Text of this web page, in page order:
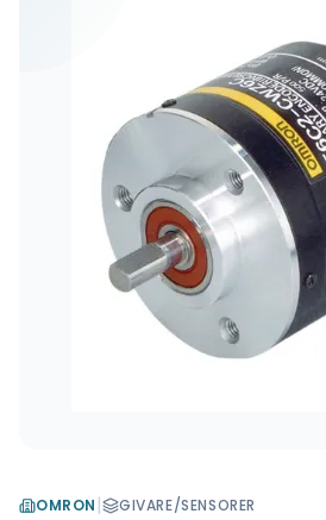
OMRON | GIVARE/SENSORER